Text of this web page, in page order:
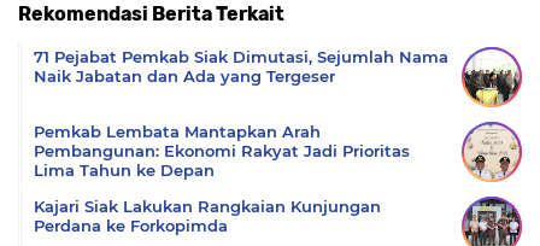
Rekomendasi Berita Terkait
71 Pejabat Pemkab Siak Dimutasi, Sejumlah Nama
Naik Jabatan dan Ada yang Tergeser
Pemkab Lembata Mantapkan Arah
Pembangunan: Ekonomi Rakyat Jadi Prioritas
Lima Tahun ke Depan
Kajari Siak Lakukan Rangkaian Kunjungan
Perdana ke Forkopimda